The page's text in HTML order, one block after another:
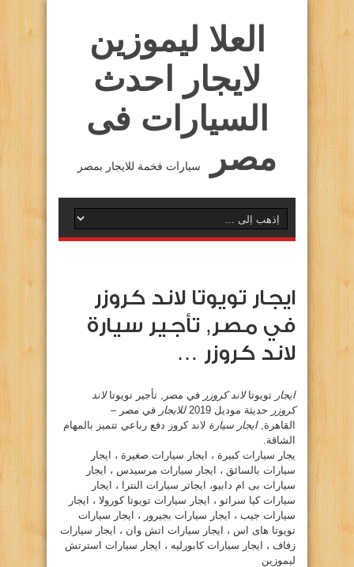
العلا ليموزين
لايجار احدث
السيارات فى
مصر
سيارات فخمة للايجار بمصر
ايجار تويوتا لاند كروزر
في مصر, تأجير سيارة
لاند كروزر …
ايجار تويوتالاند كروزر في مصر, تأجير تويوتالاند
كروزر حديثة موديل 2019 للايجار في مصر –
القاهرة,ايجار سيارة لاند كروز دفع رباعي تتميز بالمهام
الشاقة.
يجار سيارات كبيرة ، ايجار سيارات صغيرة ، ايجار
سيارات بالسائق ، ايجار سيارات مرسيدس ، ايجار
سيارات بى ام دابيو، ايجاتر سيارات النترا ، ايجار
سيارات كيا سراتو ، ايجار سيارات تويوتا كورولا ، ايجار
سيارات جيب ، ايجار سيارات بجيرور ، ايجار سيارات
تويوتا هاى اس ، ايجار سيارات اتش وان ، ايجار سيارات
زفاف ، ايجار سيارات كابورليه ، ايجار سيارات استرتش
ليموزين